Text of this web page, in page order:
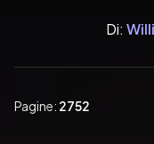
Di:
Pagine: 2752